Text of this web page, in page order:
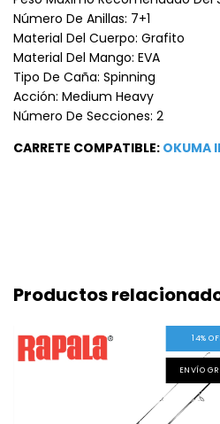
Número De Anillas: 7+1
Material Del Cuerpo: Grafito
Material Del Mango: EVA
Tipo De Caña: Spinning
Acción: Medium Heavy
Número De Secciones: 2
CARRETE COMPATIBLE: OKUMA
Productos
14%
ENVÍO